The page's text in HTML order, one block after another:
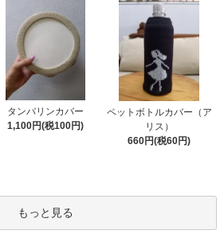
タンバリンカバー
1,100円(税100円)
ペットボトルカバー（ア
リス）
660円(税60円)
もっと見る